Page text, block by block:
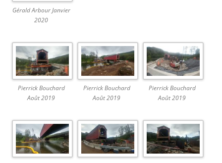
Gérald Arbour Janvier
2020
Pierrick Bouchard
Août 2019
Pierrick Bouchard
Août 2019
Pierrick Bouchard
Août 2019